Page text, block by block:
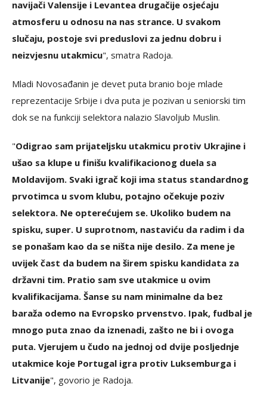
navijači Valensije i Levantea drugačije osjećaju
atmosferu u odnosu na nas strance. U svakom
slučaju, postoje svi preduslovi za jednu dobru i
neizvjesnu utakmicu", smatra Radoja.
Mladi Novosađanin je devet puta branio boje mlade
reprezentacije Srbije i dva puta je pozivan u seniorski tim
dok se na funkciji selektora nalazio Slavoljub Muslin.
"Odigrao sam prijateljsku utakmicu protiv Ukrajine i
ušao sa klupe u finišu kvalifikacionog duela sa
Moldavijom. Svaki igrač koji ima status standardnog
prvotimca u svom klubu, potajno očekuje poziv
selektora. Ne opterećujem se. Ukoliko budem na
spisku, super. U suprotnom, nastaviću da radim i da
se ponašam kao da se ništa nije desilo. Za mene je
uvijek čast da budem na širem spisku kandidata za
državni tim. Pratio sam sve utakmice u ovim
kvalifikacijama. Šanse su nam minimalne da bez
baraža odemo na Evropsko prvenstvo. Ipak, fudbal je
mnogo puta znao da iznenadi, zašto ne bi i ovoga
puta. Vjerujem u čudo na jednoj od dvije posljednje
utakmice koje Portugal igra protiv Luksemburga i
Litvanije", govorio je Radoja.